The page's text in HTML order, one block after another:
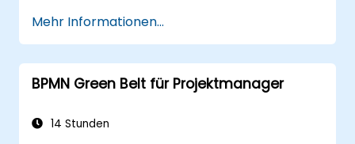
Mehr Informationen...
BPMN Green Belt für Projektmanager
14 Stunden